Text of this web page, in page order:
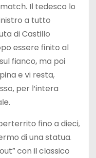
Il tedesco lo
a tutto
di Castillo
essere finito al
fianco, ma poi
e vi resta,
per l’intera
fino a dieci,
di una statua.
con il classico